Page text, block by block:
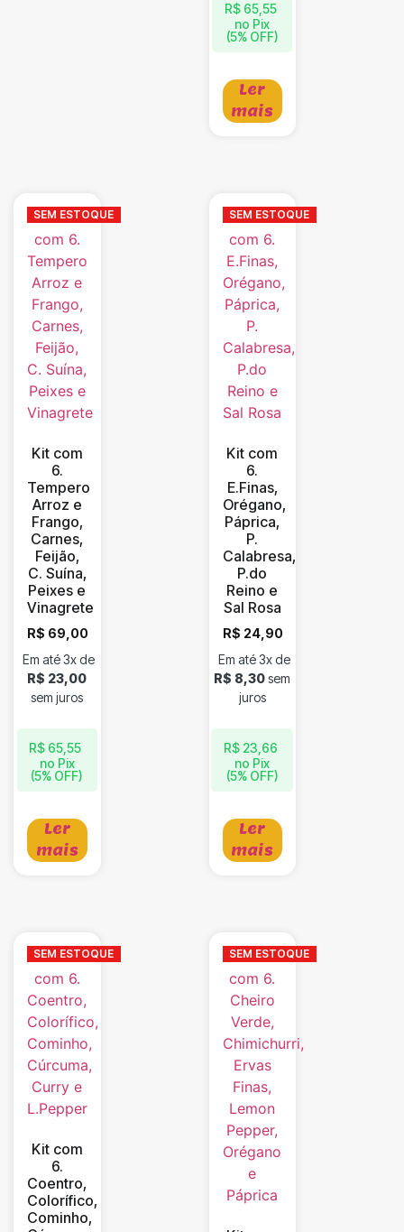
R$65,55
no Pix
(5% OFF)
Ler
mais
SEM ESTOQUE
Kit com
6.
Tempero
Arroz e
Frango,
Carnes,
Feijão,
C. Suína,
Peixes e
Vinagrete
R$ 69,00
R$ 65,55
no Pix
(5% OFF)
Em até 3x de
R$ 23,00
sem juros
Ler
mais
SEM ESTOQUE
Kit com
6.
E.Finas,
Orégano,
Páprica,
P.
Calabresa,
P.do
Reino e
Sal Rosa
R$ 24,90
R$23,66
no Pix
(5% OFF)
Em até 3x de
R$ 8,30sem
juros
Ler
mais
SEM ESTOQUE
Kit com
6.
Coentro,
Colorífico,
Cominho,
SEM ESTOQUE